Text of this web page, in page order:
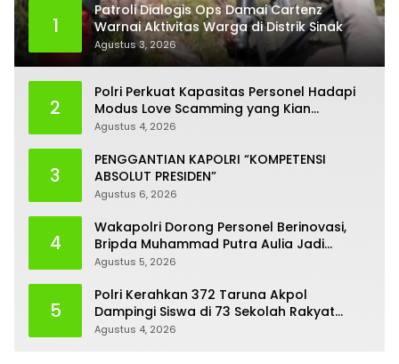
1
Patroli Dialogis Ops Damai Cartenz
Warnai Aktivitas Warga di Distrik Sinak
Agustus 3, 2026
2
Polri Perkuat Kapasitas Personel Hadapi
Modus Love Scamming yang Kian
Kompleks
Agustus 4, 2026
3
PENGGANTIAN KAPOLRI “KOMPETENSI
ABSOLUT PRESIDEN”
Agustus 6, 2026
4
Wakapolri Dorong Personel Berinovasi,
Bripda Muhammad Putra Aulia Jadi
Contoh Nyata
Agustus 5, 2026
5
Polri Kerahkan 372 Taruna Akpol
Dampingi Siswa di 73 Sekolah Rakyat
Bersama Taruna Akademi TNI
Agustus 4, 2026